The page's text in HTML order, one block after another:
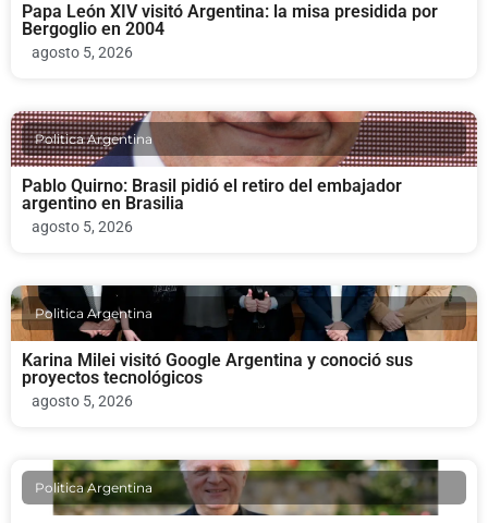
Papa León XIV visitó Argentina: la misa presidida por
Bergoglio en 2004
agosto 5, 2026
Politica Argentina
Pablo Quirno: Brasil pidió el retiro del embajador
argentino en Brasilia
agosto 5, 2026
Politica Argentina
Karina Milei visitó Google Argentina y conoció sus
proyectos tecnológicos
agosto 5, 2026
Politica Argentina